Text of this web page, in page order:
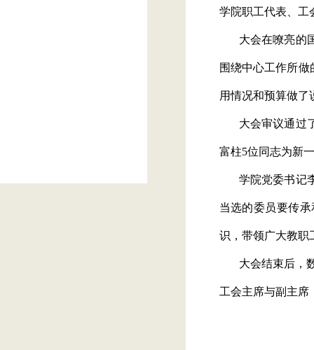
学院职工代表、工
大会在嘹亮的
围绕中心工作所
用情况和预算做了
大会审议通过
富柱5位同志为新
学院党委书记
当选的委员要传承
识，带领广大教职
大会结束后，
工会主席与副主席